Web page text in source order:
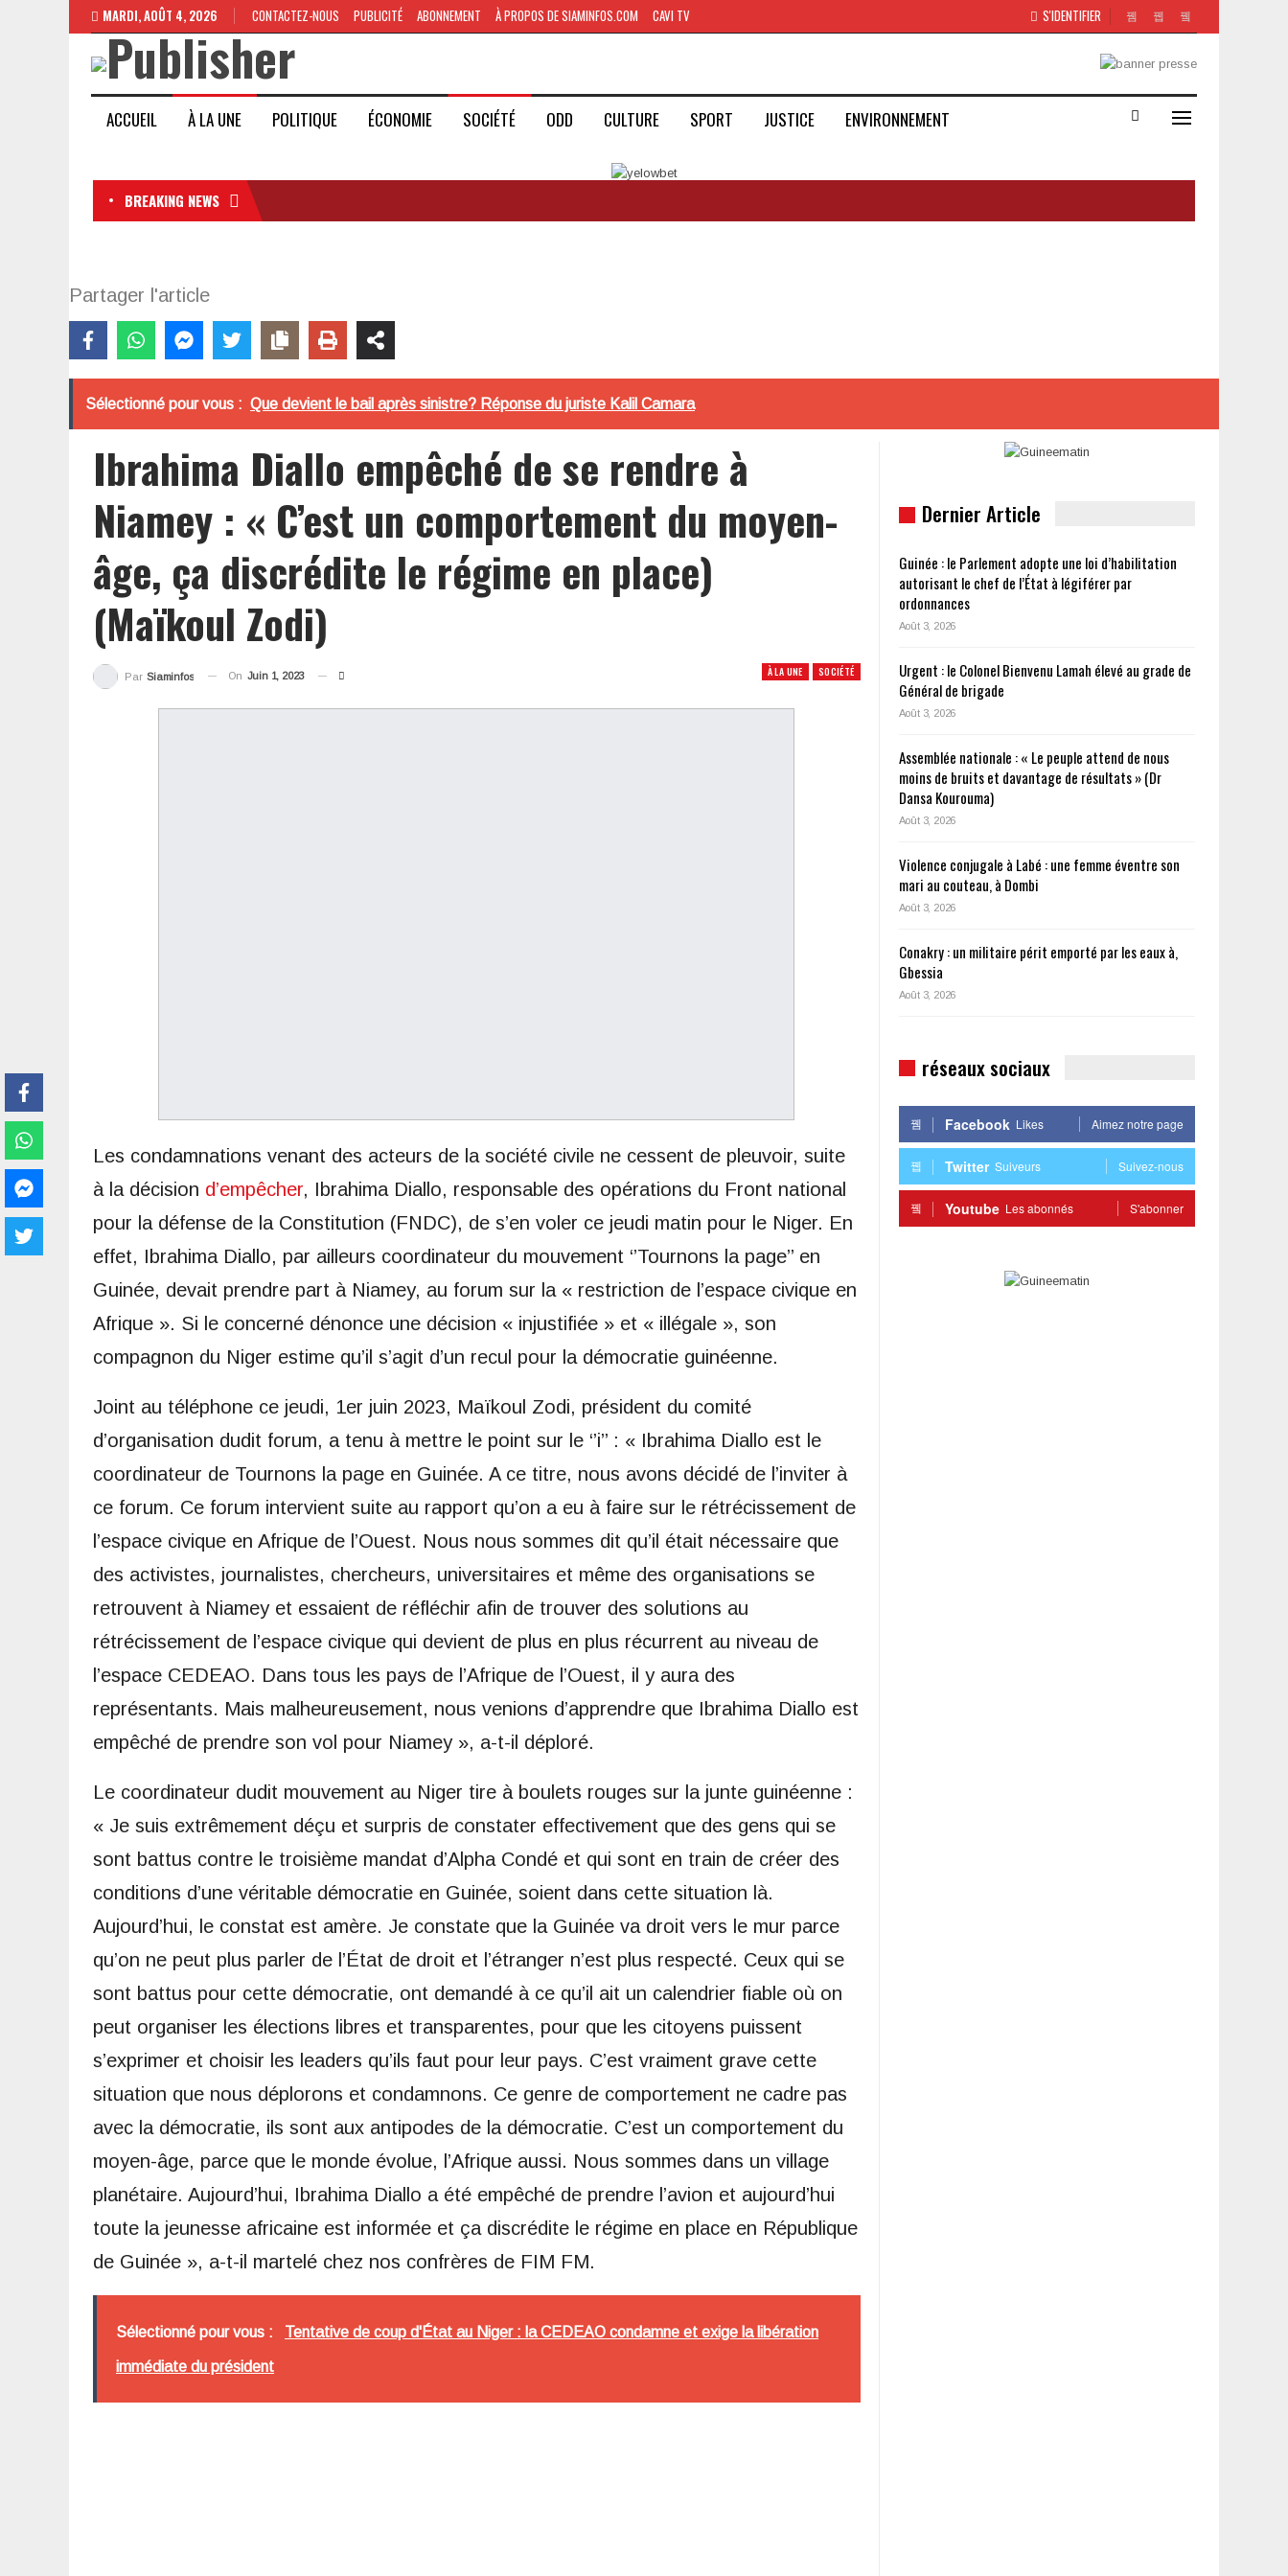
S'IDENTIFIER
MARDI, AOÛT 4, 2026 CONTACTEZ-NOUS PUBLICITÉ ABONNEMENT À PROPOS DE SIAMINFOS.COM CAVI TV
ACCUEIL À LA UNE POLITIQUE ÉCONOMIE SOCIÉTÉ ODD CULTURE SPORT JUSTICE ENVIRONNEMENT
BREAKING NEWS
Partager l'article
Sélectionné pour vous : Que devient le bail après sinistre? Réponse du juriste Kalil Camara
Ibrahima Diallo empêché de se rendre à
Niamey : « C’est un comportement du moyen-
âge, ça discrédite le régime en place)
(Maïkoul Zodi)
À LA UNE SOCIÉTÉ
Par Siaminfos On Juin 1, 2023
Les condamnations venant des acteurs de la société civile ne cessent de pleuvoir, suite
à la décision d’empêcher, Ibrahima Diallo, responsable des opérations du Front national
pour la défense de la Constitution (FNDC), de s’en voler ce jeudi matin pour le Niger. En
effet, Ibrahima Diallo, par ailleurs coordinateur du mouvement ‘’Tournons la page’’ en
Guinée, devait prendre part à Niamey, au forum sur la « restriction de l’espace civique en
Afrique ». Si le concerné dénonce une décision « injustifiée » et « illégale », son
compagnon du Niger estime qu’il s’agit d’un recul pour la démocratie guinéenne.
Joint au téléphone ce jeudi, 1er juin 2023, Maïkoul Zodi, président du comité
d’organisation dudit forum, a tenu à mettre le point sur le ‘’i’’ : « Ibrahima Diallo est le
coordinateur de Tournons la page en Guinée. A ce titre, nous avons décidé de l’inviter à
ce forum. Ce forum intervient suite au rapport qu’on a eu à faire sur le rétrécissement de
l’espace civique en Afrique de l’Ouest. Nous nous sommes dit qu’il était nécessaire que
des activistes, journalistes, chercheurs, universitaires et même des organisations se
retrouvent à Niamey et essaient de réfléchir afin de trouver des solutions au
rétrécissement de l’espace civique qui devient de plus en plus récurrent au niveau de
l’espace CEDEAO. Dans tous les pays de l’Afrique de l’Ouest, il y aura des
représentants. Mais malheureusement, nous venions d’apprendre que Ibrahima Diallo est
empêché de prendre son vol pour Niamey », a-t-il déploré.
Le coordinateur dudit mouvement au Niger tire à boulets rouges sur la junte guinéenne :
« Je suis extrêmement déçu et surpris de constater effectivement que des gens qui se
sont battus contre le troisième mandat d’Alpha Condé et qui sont en train de créer des
conditions d’une véritable démocratie en Guinée, soient dans cette situation là.
Aujourd’hui, le constat est amère. Je constate que la Guinée va droit vers le mur parce
qu’on ne peut plus parler de l’État de droit et l’étranger n’est plus respecté. Ceux qui se
sont battus pour cette démocratie, ont demandé à ce qu’il ait un calendrier fiable où on
peut organiser les élections libres et transparentes, pour que les citoyens puissent
s’exprimer et choisir les leaders qu’ils faut pour leur pays. C’est vraiment grave cette
situation que nous déplorons et condamnons. Ce genre de comportement ne cadre pas
avec la démocratie, ils sont aux antipodes de la démocratie. C’est un comportement du
moyen-âge, parce que le monde évolue, l’Afrique aussi. Nous sommes dans un village
planétaire. Aujourd’hui, Ibrahima Diallo a été empêché de prendre l’avion et aujourd’hui
toute la jeunesse africaine est informée et ça discrédite le régime en place en République
de Guinée », a-t-il martelé chez nos confrères de FIM FM.
Sélectionné pour vous : Tentative de coup d'État au Niger : la CEDEAO condamne et exige la libération
immédiate du président
Dernier Article
Guinée : le Parlement adopte une loi d’habilitation
autorisant le chef de l’État à légiférer par
ordonnances
Août 3, 2026
Urgent : le Colonel Bienvenu Lamah élevé au grade de
Général de brigade
Août 3, 2026
Assemblée nationale : « Le peuple attend de nous
moins de bruits et davantage de résultats » (Dr
Dansa Kourouma)
Août 3, 2026
Violence conjugale à Labé : une femme éventre son
mari au couteau, à Dombi
Août 3, 2026
Conakry : un militaire périt emporté par les eaux à,
Gbessia
Août 3, 2026
réseaux sociaux
Facebook Likes Aimez notre page
Twitter Suiveurs Suivez-nous
Youtube Les abonnés S'abonner